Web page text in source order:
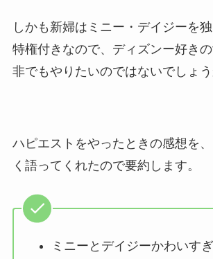
しかも新婦はミニー・デイジーを
特権付きなので、ディズンー好き
非でもやりたいのではないでしょう
ハピエストをやったときの感想を
く語ってくれたので要約します。
ミニーとデイジーかわいす